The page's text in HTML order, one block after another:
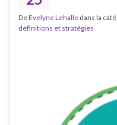
DeEvelyne Lehalle dans la
définitions et stratégies